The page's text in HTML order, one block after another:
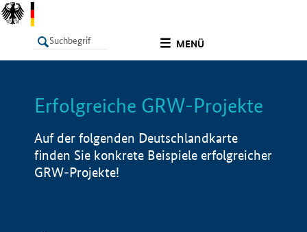
MENÜ
LISTE Info
Erfolgreiche GRW-Projekte
Auf der folgenden Deutschlandkarte
finden Sie konkrete Beispiele erfolgreicher
GRW-Projekte!